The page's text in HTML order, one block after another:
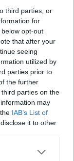
third parties, or
for
opt-out
that after your
seeing
utilized by
parties prior to
the further
parties on the
may
IAB’s List of
it to other
or more Google